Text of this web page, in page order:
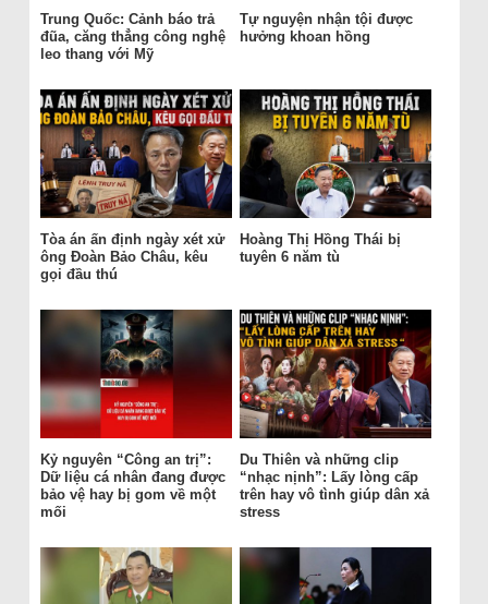
Trung Quốc: Cảnh báo trả
đũa, căng thẳng công nghệ
leo thang với Mỹ
Tự nguyện nhận tội được
hưởng khoan hồng
Tòa án ấn định ngày xét xử
ông Đoàn Bảo Châu, kêu
gọi đầu thú
Hoàng Thị Hồng Thái bị
tuyên 6 năm tù
Kỷ nguyên “Công an trị”:
Dữ liệu cá nhân đang được
bảo vệ hay bị gom về một
mối
Du Thiên và những clip
“nhạc nịnh”: Lấy lòng cấp
trên hay vô tình giúp dân xả
stress